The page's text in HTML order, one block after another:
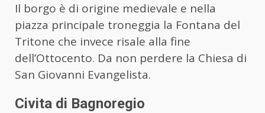
Il borgo è di origine medievale e nella
piazza principale troneggia la Fontana del
Tritone che invece risale alla fine
dell’Ottocento. Da non perdere la Chiesa di
San Giovanni Evangelista.
Civita di Bagnoregio